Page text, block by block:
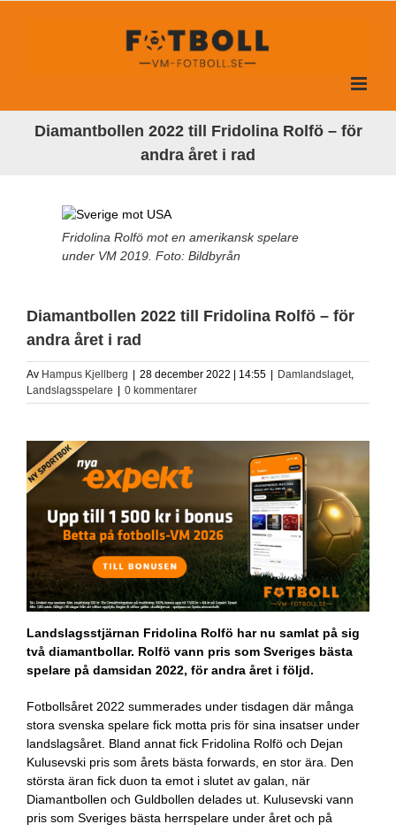
Diamantbollen 2022 till Fridolina Rolfö – för
andra året i rad
Fridolina Rolfö mot en amerikansk spelare
under VM 2019. Foto: Bildbyrån
Diamantbollen 2022 till Fridolina Rolfö – för
andra året i rad
Av Hampus Kjellberg | 28 december 2022 | 14:55 | Damlandslaget,
Landslagsspelare | 0 kommentarer
Landslagsstjärnan Fridolina Rolfö har nu samlat på sig
två diamantbollar. Rolfö vann pris som Sveriges bästa
spelare på damsidan 2022, för andra året i följd.
Fotbollsåret 2022 summerades under tisdagen där många
stora svenska spelare fick motta pris för sina insatser under
landslagsåret. Bland annat fick Fridolina Rolfö och Dejan
Kulusevski pris som årets bästa forwards, en stor ära. Den
största äran fick duon ta emot i slutet av galan, när
Diamantbollen och Guldbollen delades ut. Kulusevski vann
pris som Sveriges bästa herrspelare under året och på